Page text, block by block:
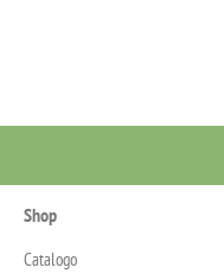
Shop
Catalogo